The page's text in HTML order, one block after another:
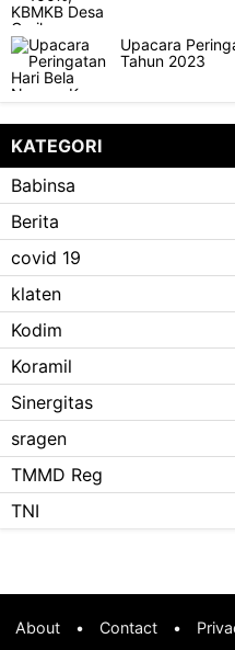
Upacara
Tahun 2023
KATEGORI
Babinsa
Berita
covid 19
klaten
Kodim
Koramil
Sinergitas
sragen
TMMD Reg
TNI
About • Contact •